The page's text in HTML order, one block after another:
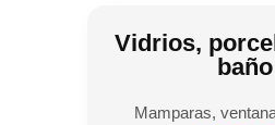
Vidrios,
baño
Mamparas,